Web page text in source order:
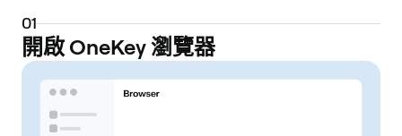
01
開啟 OneKey 瀏覽器